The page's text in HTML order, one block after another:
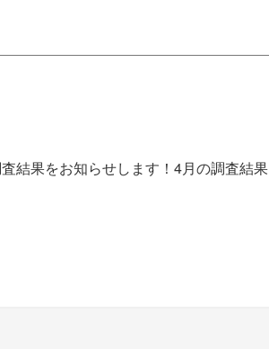
結果をお知らせします！4月の調査結果